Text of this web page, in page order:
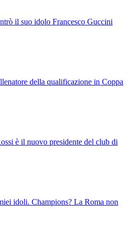
il suo idolo Francesco Guccini
della qualificazione in Coppa
è il nuovo presidente del club di
idoli. Champions? La Roma non